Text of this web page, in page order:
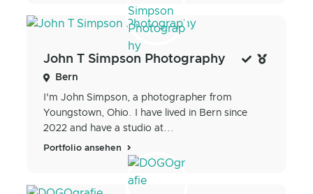
John T Simpson Photography
Bern
I'm John Simpson, a photographer from
Youngstown, Ohio. I have lived in Bern since
2022 and have a studio at...
Portfolio ansehen